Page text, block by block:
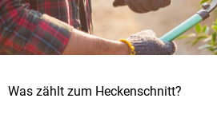
Was zählt zum Heckenschnitt?